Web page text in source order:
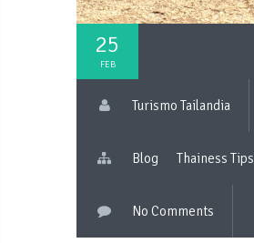
25
FEB
Turismo Tailandia
Blog Thainess Tips
No Comments